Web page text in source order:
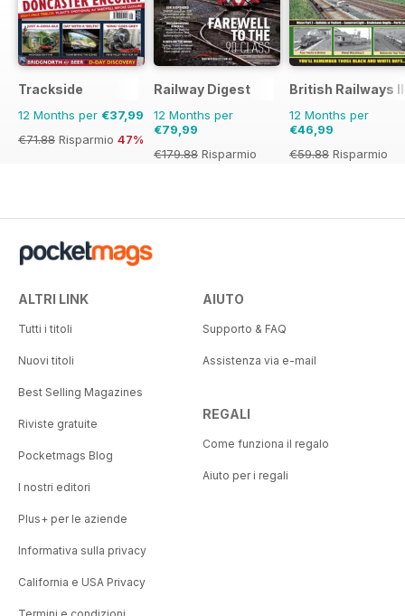
Trackside
12 Months per €37,99
€71.88 Risparmio 47%
Railway Digest
12 Months per
€79,99
€179.88 Risparmio
British Railways
12 Months per
€46,99
€59.88 Risparmio
ALTRI LINK
Tutti i titoli
Nuovi titoli
Best Selling Magazines
Riviste gratuite
Pocketmags Blog
I nostri editori
Plus+ per le aziende
Informativa sulla privacy
California e USA Privacy
AIUTO
Supporto & FAQ
Assistenza via e-mail
REGALI
Come funziona il regalo
Aiuto per i regali